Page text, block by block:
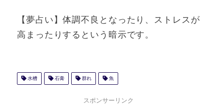
【夢占い】体調不良となったり、ストレスが
高まったりするという暗示です。
水槽 石膏 群れ 魚
スポンサーリンク